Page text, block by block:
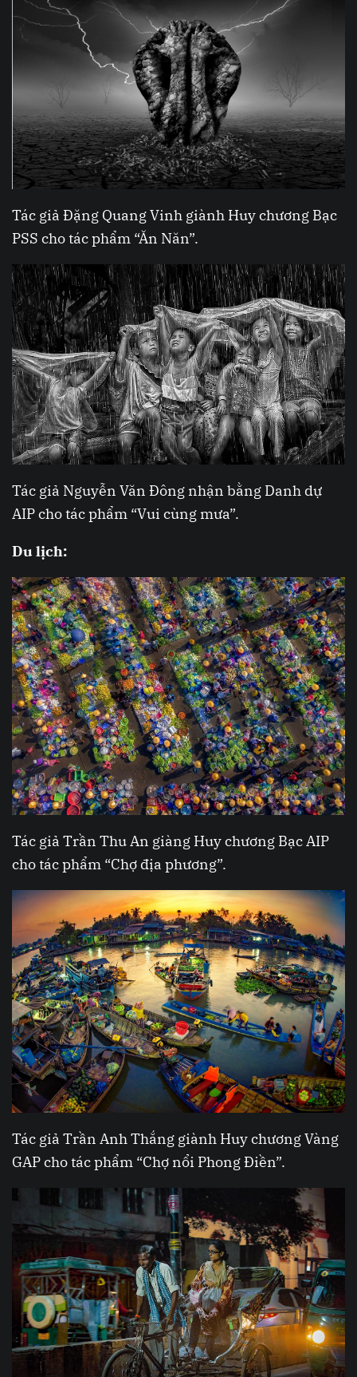
Tác giả Đặng Quang Vinh giành Huy chương Bạc
PSS cho tác phẩm “Ăn Năn”.
Tác giả Nguyễn Văn Đông nhận bằng Danh dự
AIP cho tác phẩm “Vui cùng mưa”.
Du lịch:
Tác giả Trần Thu An giàng Huy chương Bạc AIP
cho tác phẩm “Chợ địa phương”.
Tác giả Trần Anh Thắng giành Huy chương Vàng
GAP cho tác phẩm “Chợ nổi Phong Điền”.